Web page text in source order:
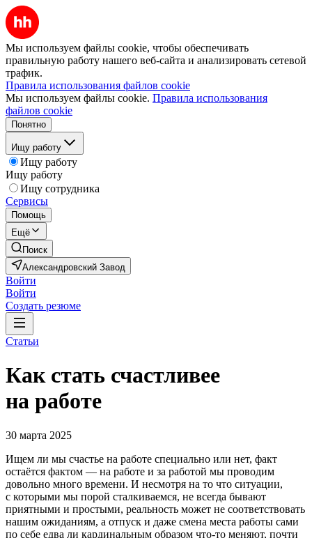
Мы используем файлы cookie, чтобы обеспечивать
правильную работу нашего веб-сайта и анализировать сетевой
трафик.
Правила использования файлов cookie
Мы используем файлы cookie. Правила использования
файлов cookie
Понятно
Ищу работу
Ищу работу
Ищу работу
Ищу сотрудника
Сервисы
Помощь
Ещё
Поиск
Александровский Завод
Войти
Войти
Создать резюме
Статьи
Как стать счастливее
на работе
30 марта 2025
Ищем ли мы счастье на работе специально или нет, факт
остаётся фактом — на работе и за работой мы проводим
довольно много времени. И несмотря на то что ситуации,
с которыми мы порой сталкиваемся, не всегда бывают
приятными и простыми, реальность может не соответствовать
нашим ожиданиям, а отпуск и даже смена места работы сами
по себе едва ли кардинальным образом что-то меняют, почти